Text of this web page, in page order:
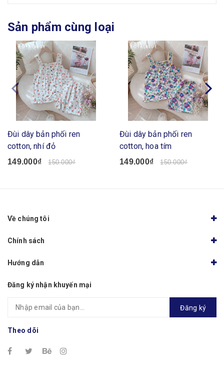
Sản phẩm cùng loại
Đùi dây bản phối ren
cotton, nhí đỏ
149.000₫ 150.000₫
Đùi dây bản phối ren
cotton, hoa tím
149.000₫ 150.000₫
Về chúng tôi
Chính sách
Hướng dẫn
Đăng ký nhận khuyến mại
Đăng ký
Theo dõi